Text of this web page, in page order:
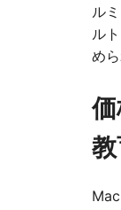
ル
ル
め